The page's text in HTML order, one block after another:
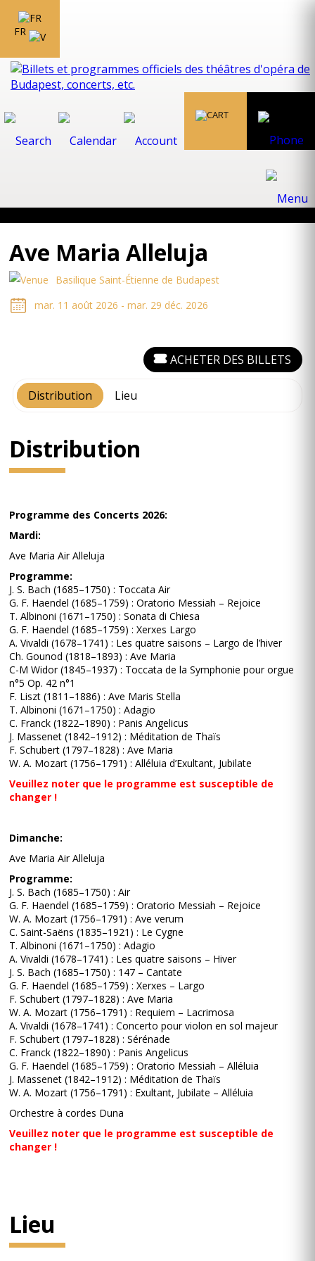
FR
Ave Maria Alleluja
Basilique Saint-Étienne de Budapest
mar. 11 août 2026 - mar. 29 déc. 2026
Distribution Lieu
ACHETER DES BILLETS
Distribution
Programme des Concerts 2026:
Mardi:
Ave Maria Air Alleluja
Programme:
J. S. Bach (1685–1750) : Toccata Air
G. F. Haendel (1685–1759) : Oratorio Messiah – Rejoice
T. Albinoni (1671–1750) : Sonata di Chiesa
G. F. Haendel (1685–1759) : Xerxes Largo
A. Vivaldi (1678–1741) : Les quatre saisons – Largo de l’hiver
Ch. Gounod (1818–1893) : Ave Maria
C-M Widor (1845–1937) : Toccata de la Symphonie pour orgue
n°5 Op. 42 n°1
F. Liszt (1811–1886) : Ave Maris Stella
T. Albinoni (1671–1750) : Adagio
C. Franck (1822–1890) : Panis Angelicus
J. Massenet (1842–1912) : Méditation de Thaïs
F. Schubert (1797–1828) : Ave Maria
W. A. Mozart (1756–1791) : Alléluia d’Exultant, Jubilate
Veuillez noter que le programme est susceptible de
changer !
Dimanche:
Ave Maria Air Alleluja
Programme:
J. S. Bach (1685–1750) : Air
G. F. Haendel (1685–1759) : Oratorio Messiah – Rejoice
W. A. Mozart (1756–1791) : Ave verum
C. Saint-Saëns (1835–1921) : Le Cygne
T. Albinoni (1671–1750) : Adagio
A. Vivaldi (1678–1741) : Les quatre saisons – Hiver
J. S. Bach (1685–1750) : 147 – Cantate
G. F. Haendel (1685–1759) : Xerxes – Largo
F. Schubert (1797–1828) : Ave Maria
W. A. Mozart (1756–1791) : Requiem – Lacrimosa
A. Vivaldi (1678–1741) : Concerto pour violon en sol majeur
F. Schubert (1797–1828) : Sérénade
C. Franck (1822–1890) : Panis Angelicus
G. F. Haendel (1685–1759) : Oratorio Messiah – Alléluia
J. Massenet (1842–1912) : Méditation de Thaïs
W. A. Mozart (1756–1791) : Exultant, Jubilate – Alléluia
Orchestre à cordes Duna
Veuillez noter que le programme est susceptible de
changer !
Lieu